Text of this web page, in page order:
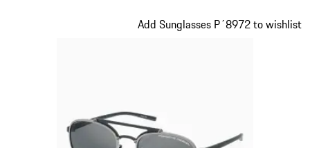
Add Sunglasses P´8972 to wishlist